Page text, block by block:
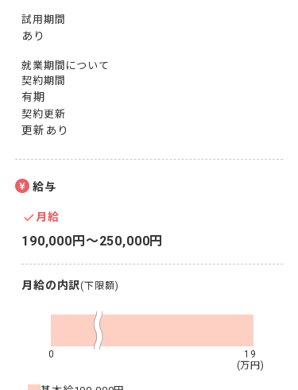
試用期間
あり
就業期間について
契約期間
有期
契約更新
更新あり
給与
月給
190,000円〜250,000円
月給の内訳(下限額)
0
19
(万円)